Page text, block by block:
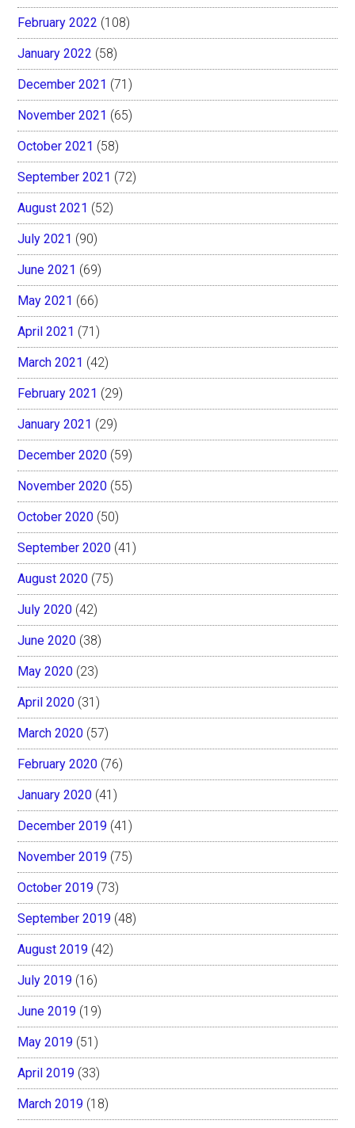
February 2022 (108)
January 2022 (58)
December 2021 (71)
November 2021 (65)
October 2021 (58)
September 2021 (72)
August 2021 (52)
July 2021 (90)
June 2021 (69)
May 2021 (66)
April 2021 (71)
March 2021 (42)
February 2021 (29)
January 2021 (29)
December 2020 (59)
November 2020 (55)
October 2020 (50)
September 2020 (41)
August 2020 (75)
July 2020 (42)
June 2020 (38)
May 2020 (23)
April 2020 (31)
March 2020 (57)
February 2020 (76)
January 2020 (41)
December 2019 (41)
November 2019 (75)
October 2019 (73)
September 2019 (48)
August 2019 (42)
July 2019 (16)
June 2019 (19)
May 2019 (51)
April 2019 (33)
March 2019 (18)